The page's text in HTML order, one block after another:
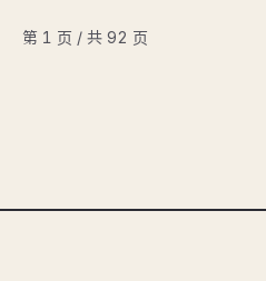
第 1 页 / 共 92 页